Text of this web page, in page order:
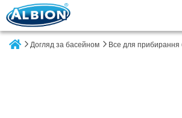
Догляд за басейном Все для прибирання